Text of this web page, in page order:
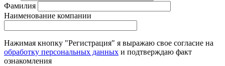
Фамилия
Наименование компании
Нажимая кнопку "Регистрация" я выражаю свое согласие на
обработку персональных данных и подтверждаю факт
ознакомления